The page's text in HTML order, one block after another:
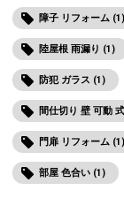
障子 リフォーム (1)
陸屋根 雨漏り (1)
防犯 ガラス (1)
間仕切り 壁 可動
門扉 リフォーム (1)
部屋 色合い (1)